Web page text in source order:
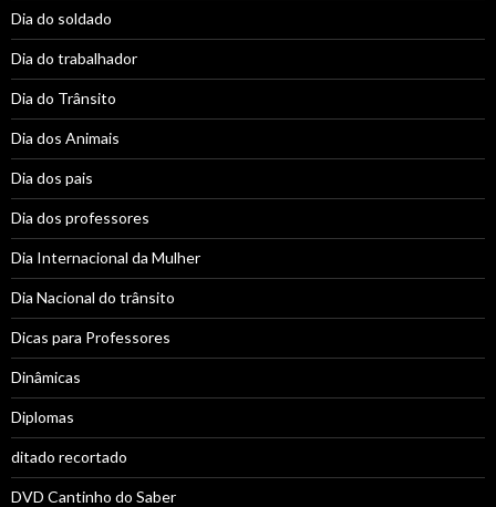
Dia do soldado
Dia do trabalhador
Dia do Trânsito
Dia dos Animais
Dia dos pais
Dia dos professores
Dia Internacional da Mulher
Dia Nacional do trânsito
Dicas para Professores
Dinâmicas
Diplomas
ditado recortado
DVD Cantinho do Saber